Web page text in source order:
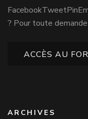
? Pour toute
ACCÈS AU
ARCHIVES